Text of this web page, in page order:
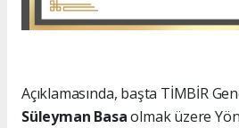
Açıklamasında, başta TİMBİR
Süleyman Basaolmak üzere